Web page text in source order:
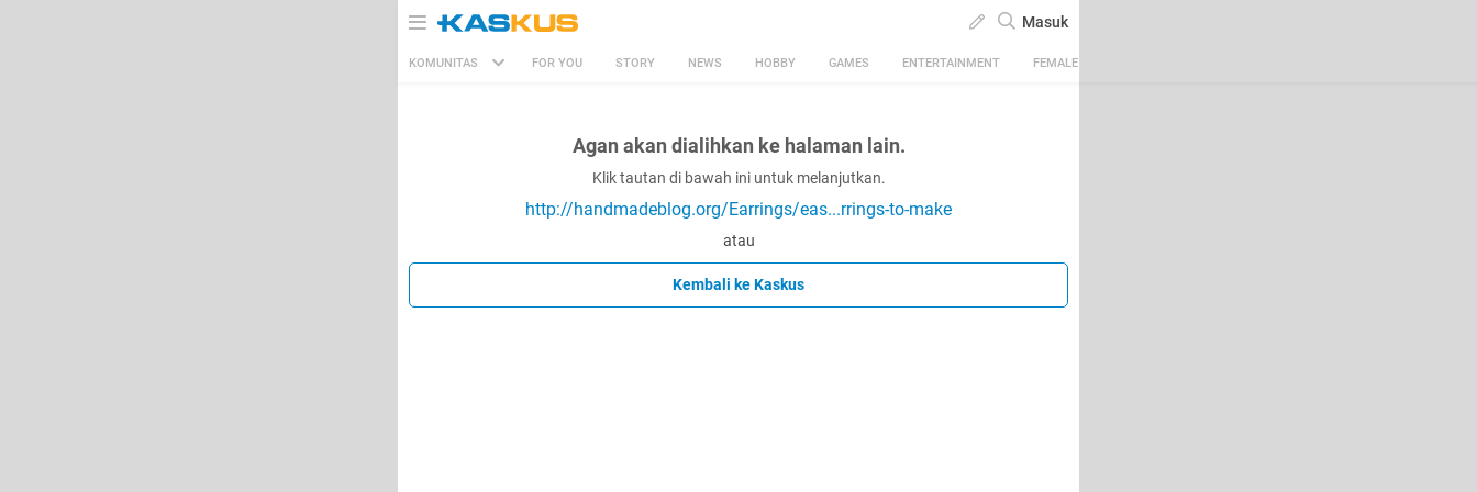
Masuk
KOMUNITAS FOR YOU STORY NEWS HOBBY GAMES ENTERTAINMENT FEMALE
Agan akan dialihkan ke halaman lain.
Klik tautan di bawah ini untuk melanjutkan.
http://handmadeblog.org/Earrings/eas...rrings-to-make
atau
Kembali ke Kaskus